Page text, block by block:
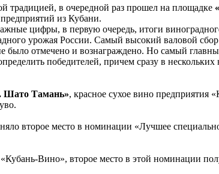
традицией, в очередной раз прошел на площадке
из Кубани.
цифры, в первую очередь, итоги
урожая России. Самый высокий валовой
было отмечено и вознаграждено. Но самый
победителей, причем сразу в
Шато Тамань», красное сухое вино предприятия
второе место в номинации «Лучшее
Вино», второе место в этой номинации